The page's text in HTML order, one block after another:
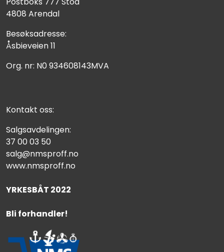
4808 Arendal
Besøksadresse:
Åsbieveien 11
Org. nr: N0 934608143MVA
Kontakt oss:
Salgsavdelingen:
37 00 03 50
salg@nmsproff.no
www.nmsproff.no
YRKESBÅT 2022
Bli forhandler!